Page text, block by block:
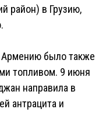
район) в Грузию,
Армению было также
топливом. 9 июня
направила в
антрацита и